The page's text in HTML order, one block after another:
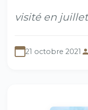
visité en juillet
21 octobre 2021